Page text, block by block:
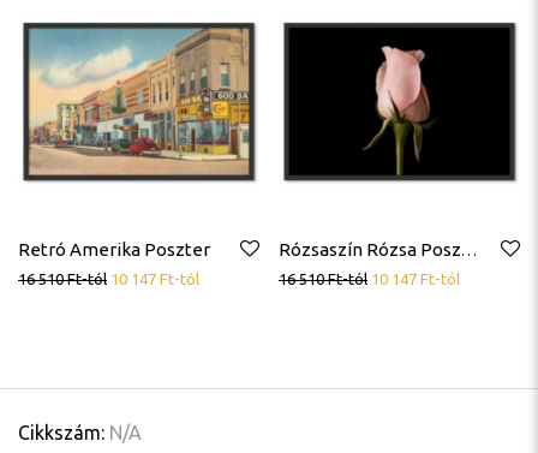
Retró Amerika Poszter
16 510Ft-tól 10 147 Ft-tól
Rózsaszín Rózsa Poszter
16 510Ft-tól 10 147 Ft-tól
Cikkszám: N/A